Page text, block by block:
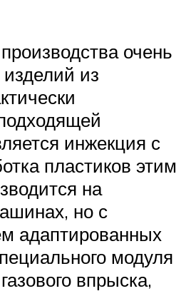
очень
из
инжекция с
пластиков этим
на
но с
адаптированных
модуля
впрыска,